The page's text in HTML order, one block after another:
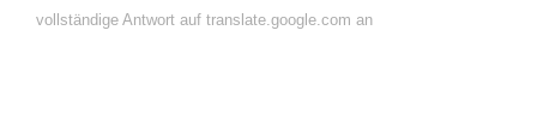
vollständige Antwort auf translate.google.com an